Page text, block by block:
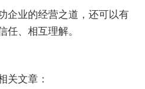
业的经营之道，还可以有
任、相互理解。
关文章：